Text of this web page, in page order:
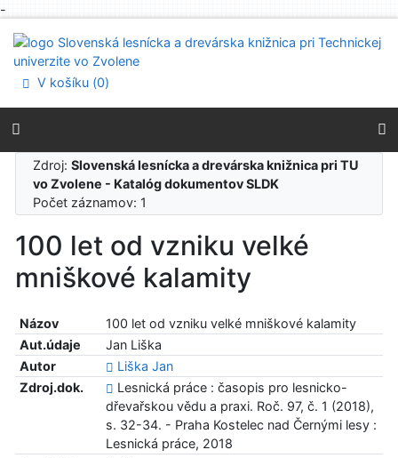
-
Prejsť na menu
Prehlásenie o webovej prístupnosti
V košíku (0)
Zdroj:Slovenská lesnícka a drevárska knižnica pri TU
vo Zvolene - Katalóg dokumentov SLDK
Počet záznamov: 1
100 let od vzniku velké
mniškové kalamity
Názov
100 let od vzniku velké mniškové kalamity
Aut.údaje
Jan Liška
Autor
Liška Jan
Zdroj.dok.
Lesnická práce : časopis pro lesnicko-
dřevařskou vědu a praxi. Roč. 97, č. 1 (2018),
s. 32-34. - Praha Kostelec nad Černými lesy :
Lesnická práce, 2018